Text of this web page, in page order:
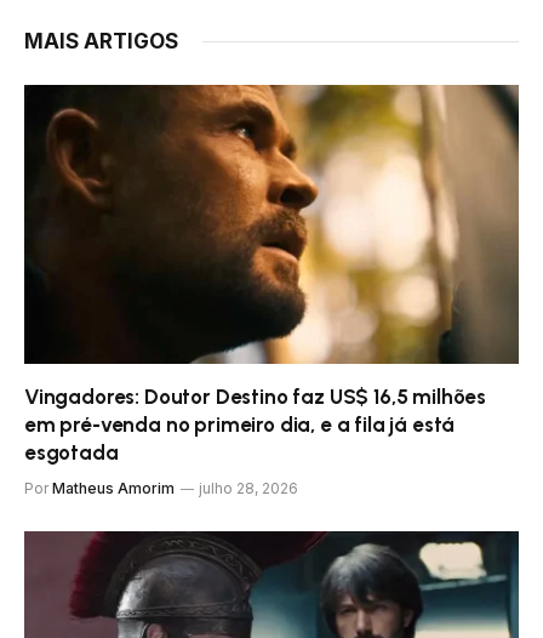
MAIS ARTIGOS
Vingadores: Doutor Destino faz US$ 16,5 milhões
em pré-venda no primeiro dia, e a fila já está
esgotada
Por Matheus Amorim julho 28, 2026